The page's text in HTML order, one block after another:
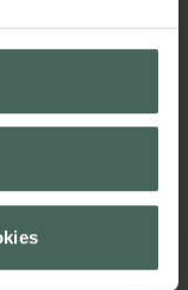
och på
uppdrag att